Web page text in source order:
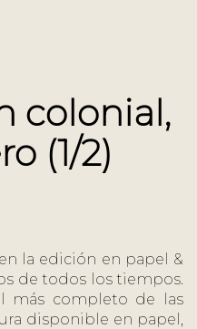
colonial,
(1/2)
la edición en papel &
de todos los tiempos.
más completo de las
disponible en papel,